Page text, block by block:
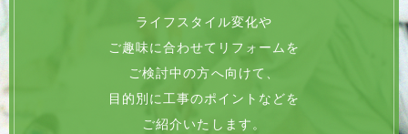
ライフスタイル変化や
ご趣味に合わせてリフォームを
ご検討中の方へ向けて、
目的別に工事のポイントなどを
ご紹介いたします。